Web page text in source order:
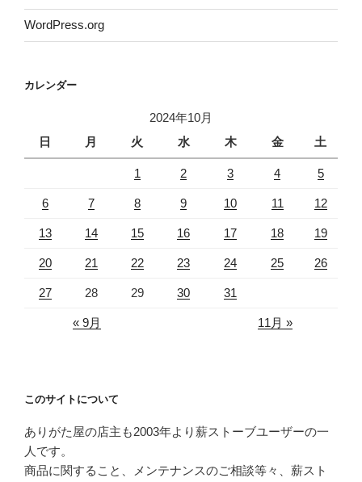
WordPress.org
カレンダー
2024年10月
日
月 火 水 木 金 土
1 2 3 4 5
6 7 8 9 10 11 12
13 14 15 16 17 18 19
20 21 22 23 24 25 26
27 28 29 30 31
« 9月 11月 »
このサイトについて
ありがた屋の店主も2003年より薪ストーブユーザーの一
人です。
商品に関すること、メンテナンスのご相談等々、薪スト